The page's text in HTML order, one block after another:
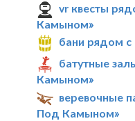
vr квесты
Камыном»
бани рядом
батутные
Камыном»
веревочные
Под Камыном»